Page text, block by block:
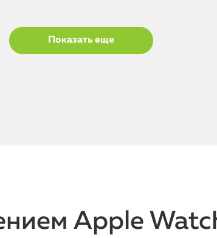
Показать еще
Apple